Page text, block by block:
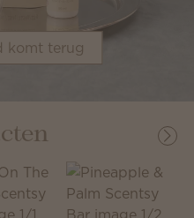
komt terug